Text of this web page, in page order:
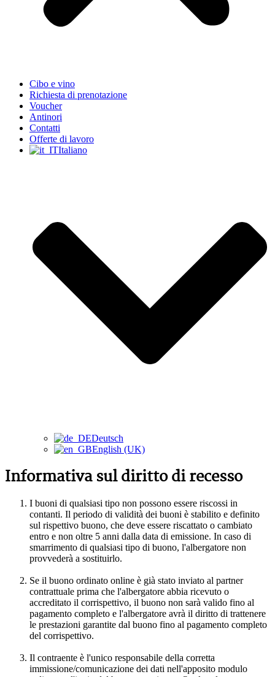
Cibo e vino
Richiesta di prenotazione
Voucher
Antinori
Contatti
Offerte di lavoro
Italiano
Deutsch
English (UK)
Informativa sul diritto di recesso
I buoni di qualsiasi tipo non possono essere riscossi in
contanti. Il periodo di validità dei buoni è stabilito e definito
sul rispettivo buono, che deve essere riscattato o cambiato
entro e non oltre 5 anni dalla data di emissione. In caso di
smarrimento di qualsiasi tipo di buono, l'albergatore non
provvederà a sostituirlo.
Se il buono ordinato online è già stato inviato al partner
contrattuale prima che l'albergatore abbia ricevuto o
accreditato il corrispettivo, il buono non sarà valido fino al
pagamento completo e l'albergatore avrà il diritto di trattenere
le prestazioni garantite dal buono fino al pagamento completo
del corrispettivo.
Il contraente è l'unico responsabile della corretta
immissione/comunicazione dei dati nell'apposito modulo